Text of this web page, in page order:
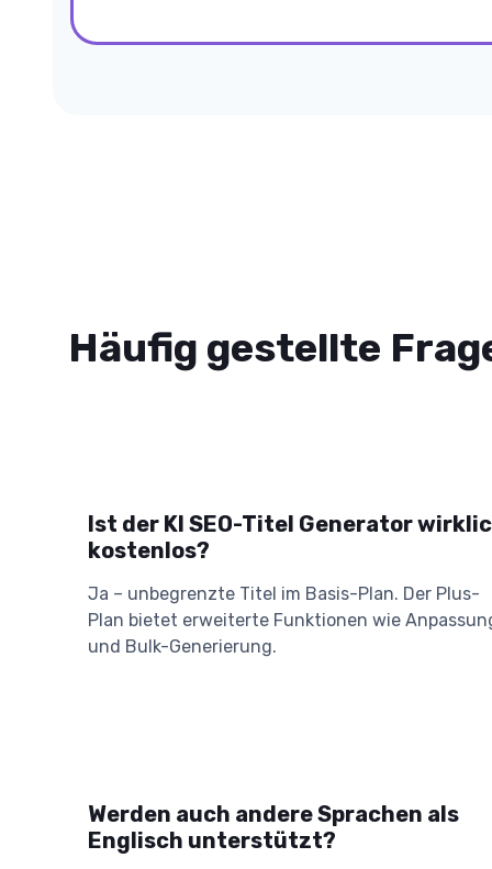
Häufig gestellte
Ist der KI SEO-Titel Generator
kostenlos?
Ja – unbegrenzte Titel im Basis-Plan. Der Plus-
Plan bietet erweiterte Funktionen wie
und Bulk-Generierung.
Werden auch andere Sprachen als
Englisch unterstützt?